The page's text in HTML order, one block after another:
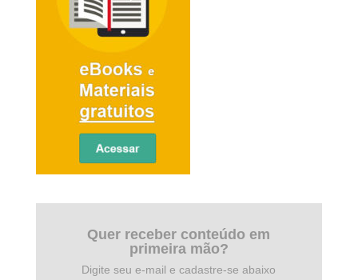
Quer receber conteúdo em
primeira mão?
Digite seu e-mail e cadastre-se abaixo